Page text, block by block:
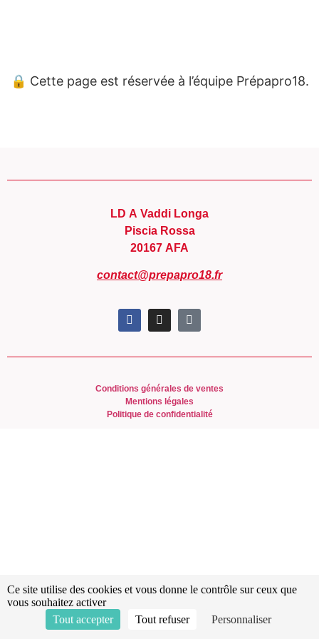
🔒 Cette page est réservée à l’équipe Prépapro18.
LD A Vaddi Longa
Piscia Rossa
20167 AFA
contact@prepapro18.fr
Conditions générales de ventes
Mentions légales
Politique de confidentialité
Ce site utilise des cookies et vous donne le contrôle sur ceux que
vous souhaitez activer
Tout accepter
Tout refuser Personnaliser